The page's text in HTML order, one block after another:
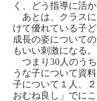
く、どう指導に活
あとは、クラス
けて優れている子
成長の姿について
もいい刺激になる。
つまり30人のう
うな子について資
子について１人、
おむね良し」でに